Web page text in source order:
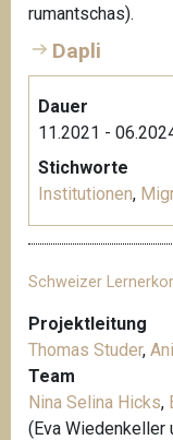
rumantschas).
Dapli
Dauer
11.2021 -
Stichworte
Institutionen,
Schweizer
Projektleitung
Thomas Studer,
Team
Nina Selina Hicks,
(Eva Wiedenkeller